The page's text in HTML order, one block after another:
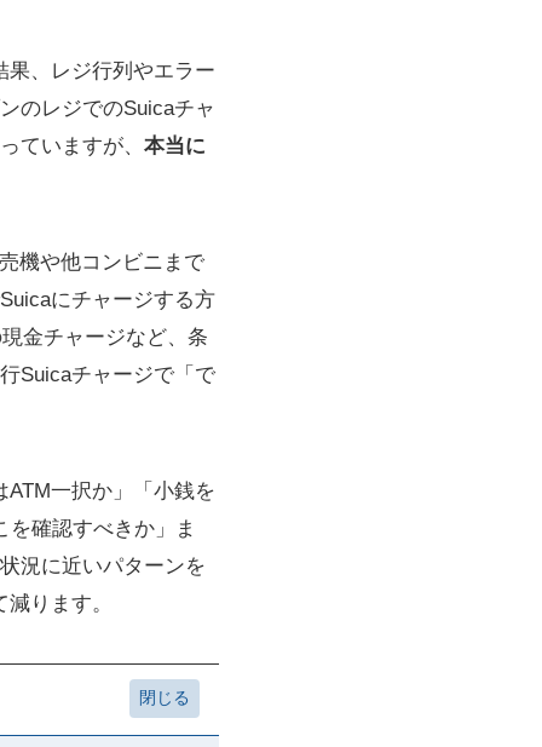
果、レジ行列やエラー
のレジでのSuicaチャ
ていますが、 本当に
機や他コンビニまで
にチャージする方
金チャージなど、条
Suicaチャージで「で
一択か」「小銭を
を確認すべきか」ま
況に近いパターンを
ります。